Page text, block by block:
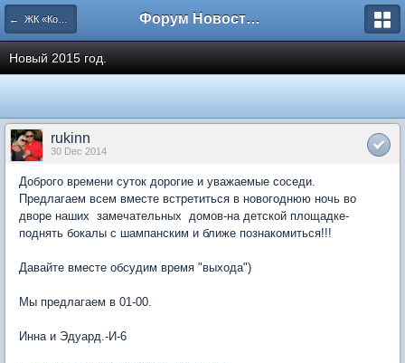
← ЖК «Комфортный КВАРТАЛ» Форум Новостройки
Новый 2015 год.
rukinn
30 Dec 2014
Доброго времени суток дорогие и уважаемые соседи.
Предлагаем всем вместе встретиться в новогоднюю ночь во
дворе наших замечательных домов-на детской площадке-
поднять бокалы с шампанским и ближе познакомиться!!!
Давайте вместе обсудим время "выхода")
Мы предлагаем в 01-00.
Инна и Эдуард.-И-6